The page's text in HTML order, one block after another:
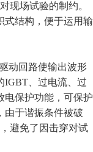
现场试验的制约。
式结构，便于运用输
动回路使输出波形
IGBT、过电流、过
电保护功能，可保护
由于谐振条件被破
避免了因击穿对试